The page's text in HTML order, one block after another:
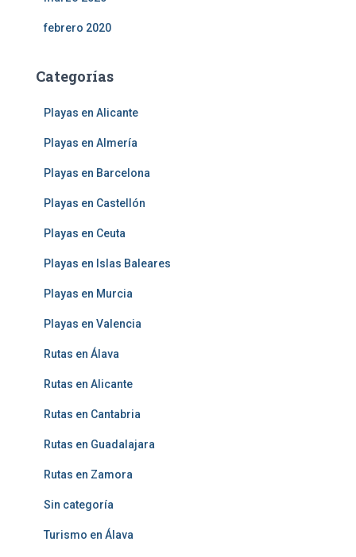
febrero 2020
Categorías
Playas en Alicante
Playas en Almería
Playas en Barcelona
Playas en Castellón
Playas en Ceuta
Playas en Islas Baleares
Playas en Murcia
Playas en Valencia
Rutas en Álava
Rutas en Alicante
Rutas en Cantabria
Rutas en Guadalajara
Rutas en Zamora
Sin categoría
Turismo en Álava